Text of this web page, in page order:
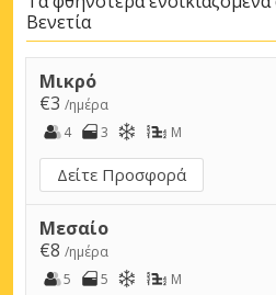
Βενετία
Μικρό
€3 /ημέρα
4
3 M
Δείτε Προσφορά
Μεσαίο
€8 /ημέρα
5
5 M